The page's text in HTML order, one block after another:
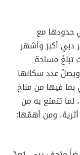
حدودها مع
دبي أكبرَ وأشهر
تبلغُ مساحة
مربعة، ويصلُ عدد سكانها
فيها من مناخ
لما تتمتع به من
ومن أهمّها: